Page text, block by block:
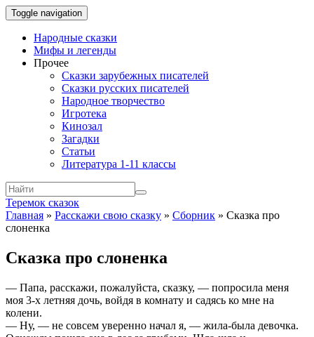
Toggle navigation
Народные сказки
Мифы и легенды
Прочее
Сказки зарубежных писателей
Сказки русских писателей
Народное творчество
Игротека
Кинозал
Загадки
Статьи
Литература 1-11 классы
Теремок сказок
Главная » Расскажи свою сказку » Сборник » Сказка про
слоненка
Сказка про слоненка
— Папа, расскажи, пожалуйста, сказку, — попросила меня
моя 3-х летняя дочь, войдя в комнату и садясь ко мне на
колени.
— Ну, — не совсем уверенно начал я, — жила-была девочка.